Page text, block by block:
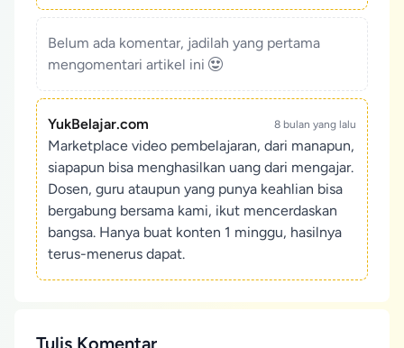
Belum ada komentar, jadilah yang pertama
mengomentari artikel ini
YukBelajar.com 8 bulan yang lalu
Marketplace video pembelajaran, dari manapun,
siapapun bisa menghasilkan uang dari mengajar.
Dosen, guru ataupun yang punya keahlian bisa
bergabung bersama kami, ikut mencerdaskan
bangsa. Hanya buat konten 1 minggu, hasilnya
terus-menerus dapat.
Tulis Komentar